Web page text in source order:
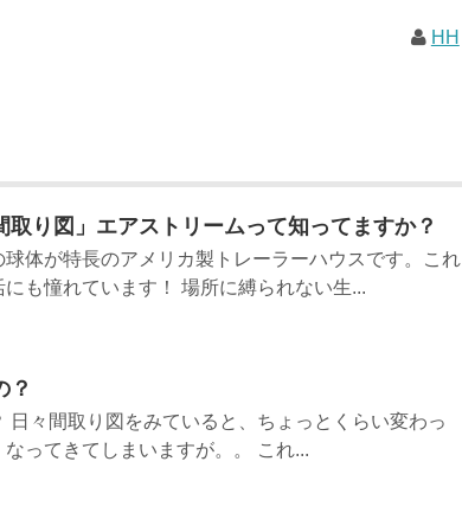
HH
取り図」エアストリームって知ってますか？
体が特長のアメリカ製トレーラーハウスです。これ
も憧れています！ 場所に縛られない生...
？
々間取り図をみていると、ちょっとくらい変わっ
ってきてしまいますが。。 これ...